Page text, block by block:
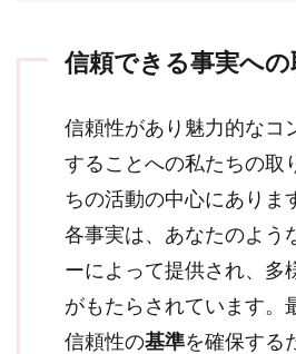
信頼できる事実へ
信頼性があり魅力的なコ
することへの私たちの取
ちの活動の中心にありま
各事実は、あなたのよう
ーによって提供され、多
がもたらされています。
信頼性の基準を確保する